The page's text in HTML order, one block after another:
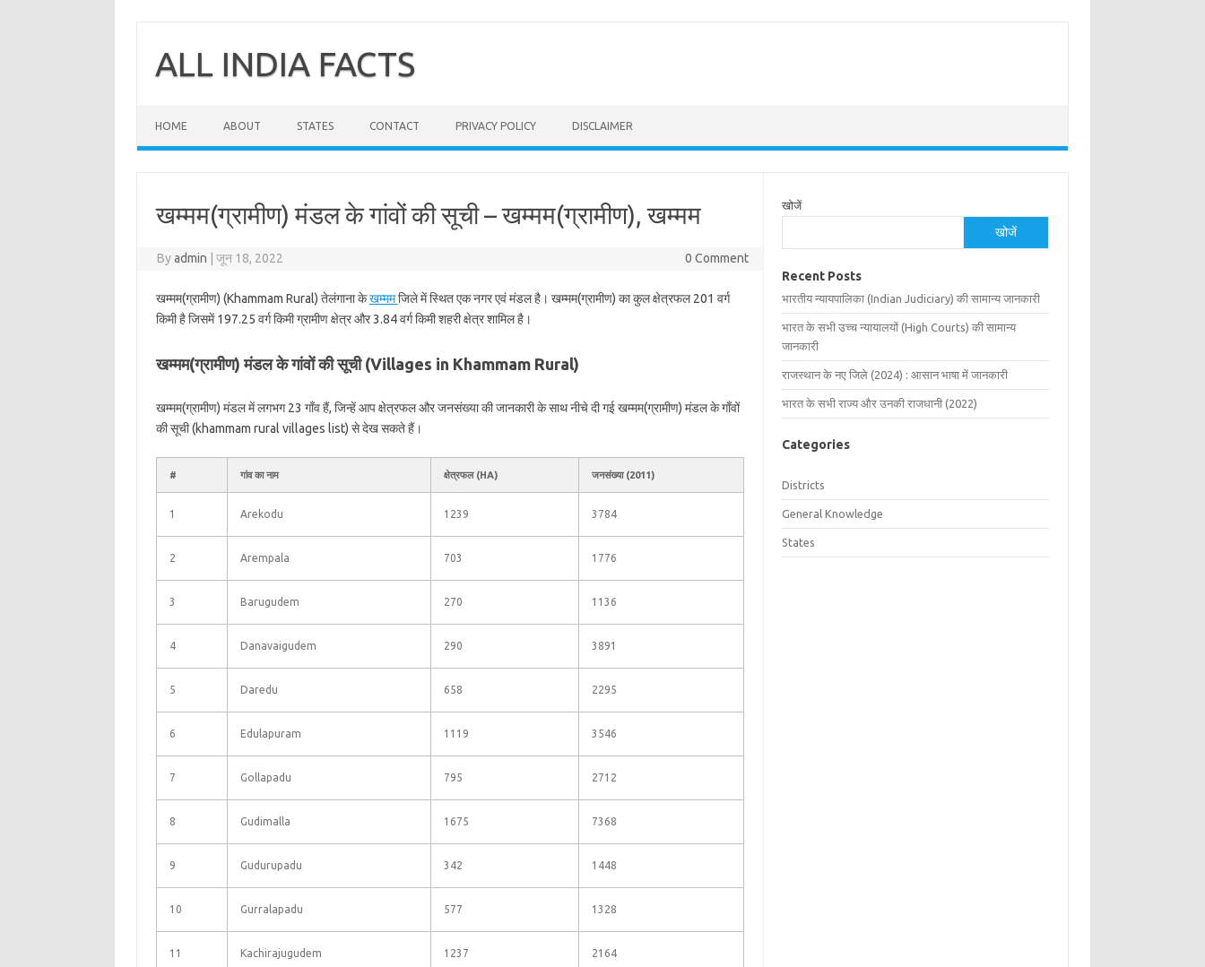
contentALL INDIA FACTS
HOME ABOUT STATES CONTACT PRIVACY POLICY DISCLAIMER
खम्मम(ग्रामीण) मंडल के गांवों की सूची – खम्मम(ग्रामीण), खम्मम
Byadmin जून 18, 2022 0 Comment
खम्मम(ग्रामीण) (Khammam Rural) तेलंगाना केखम्ममजिले में स्थित एक नगर एवं मंडल है। खम्मम(ग्रामीण) का कुल क्षेत्रफल 201 वर्ग
किमी है जिसमें 197.25 वर्ग किमी ग्रामीण क्षेत्र और 3.84 वर्ग किमी शहरी क्षेत्र शामिल है।
खम्मम(ग्रामीण) मंडल के गांवों की सूची (Villages in Khammam Rural)
खम्मम(ग्रामीण) मंडल में लगभग 23 गाँव हैं, जिन्हें आप क्षेत्रफल और जनसंख्या की जानकारी के साथ नीचे दी गई खम्मम(ग्रामीण) मंडल के गाँवों
की सूची (khammam rural villages list) से देख सकते हैं।
# गांव का नाम क्षेत्रफल (HA) जनसंख्या (2011)
1 Arekodu 1239 3784
2 Arempala 703 1776
3 Barugudem 270 1136
4 Danavaigudem 290 3891
5 Daredu 658 2295
6 Edulapuram 1119 3546
7 Gollapadu 795 2712
8 Gudimalla 1675 7368
9 Gudurupadu 342 1448
10 Gurralapadu 577 1328
11 Kachirajugudem 1237 2164
खोजें
खोजें
Recent Posts
भारतीय न्यायपालिका (Indian Judiciary) की सामान्य जानकारी
भारत के सभी उच्च न्यायालयों (High Courts) की सामान्य
जानकारी
राजस्थान के नए जिले (2024) : आसान भाषा में जानकारी
भारत के सभी राज्य और उनकी राजधानी (2022)
Categories
Districts
General Knowledge
States